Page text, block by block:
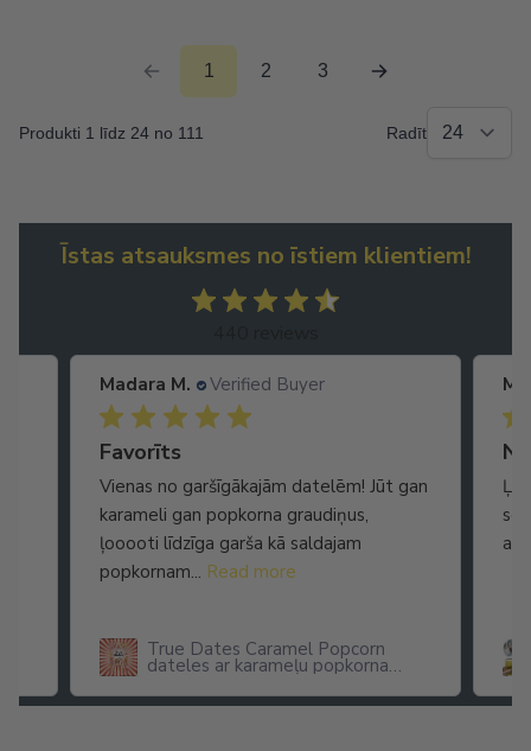
1 2 3
Produkti 1 līdz 24 no 111 Radīt
Īstas atsauksmes no īstiem klientiem!
Madara M. Verified Buyer
Favorīts
Vienas no garšīgākajām datelēm! Jūt gan
karameli gan popkorna graudiņus,
ļooooti līdzīga garša kā saldajam
popkornam... Read more
True Dates Caramel Popcorn
dateles ar karameļu popkorna
arī